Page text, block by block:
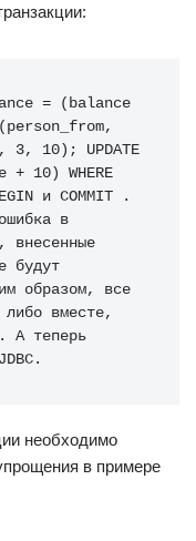
= (balance
10); UPDATE
10) WHERE
и COMMIT .
в
внесенные
будут
образом, все
либо вместе,
А теперь
необходимо
в примере